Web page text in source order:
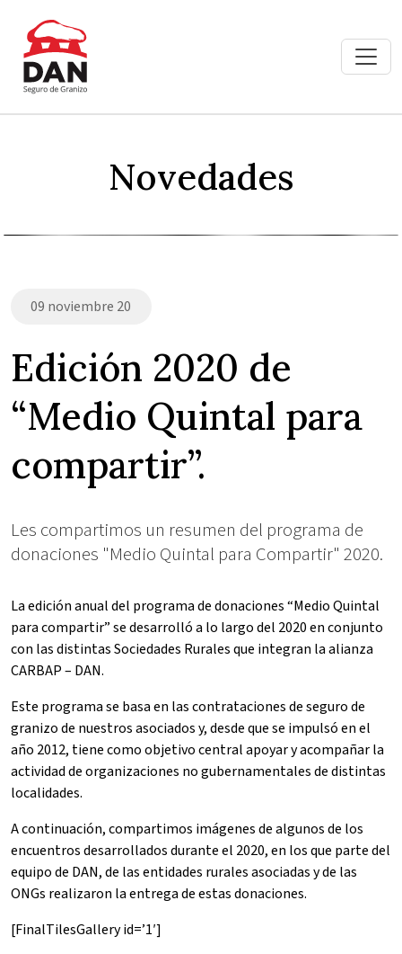
Novedades
09 noviembre 20
Edición 2020 de
“Medio Quintal para
compartir”.
Les compartimos un resumen del programa de
donaciones "Medio Quintal para Compartir" 2020.
La edición anual del programa de donaciones “Medio Quintal
para compartir” se desarrolló a lo largo del 2020 en conjunto
con las distintas Sociedades Rurales que integran la alianza
CARBAP – DAN.
Este programa se basa en las contrataciones de seguro de
granizo de nuestros asociados y, desde que se impulsó en el
año 2012, tiene como objetivo central apoyar y acompañar la
actividad de organizaciones no gubernamentales de distintas
localidades.
A continuación, compartimos imágenes de algunos de los
encuentros desarrollados durante el 2020, en los que parte del
equipo de DAN, de las entidades rurales asociadas y de las
ONGs realizaron la entrega de estas donaciones.
[FinalTilesGallery id=’1′]